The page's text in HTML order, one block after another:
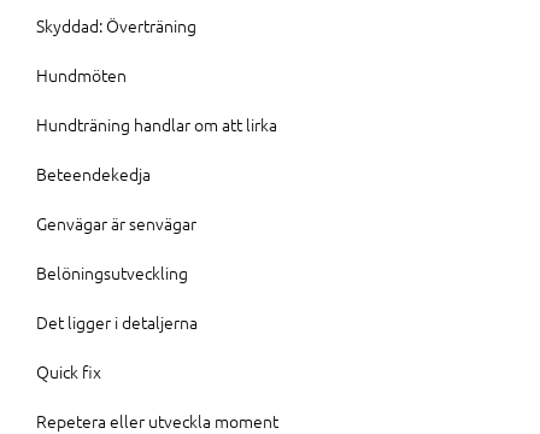
Skyddad: Överträning
Hundmöten
Hundträning handlar om att lirka
Beteendekedja
Genvägar är senvägar
Belöningsutveckling
Det ligger i detaljerna
Quick fix
Repetera eller utveckla moment